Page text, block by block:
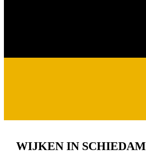
WIJKEN IN SCHIEDAM